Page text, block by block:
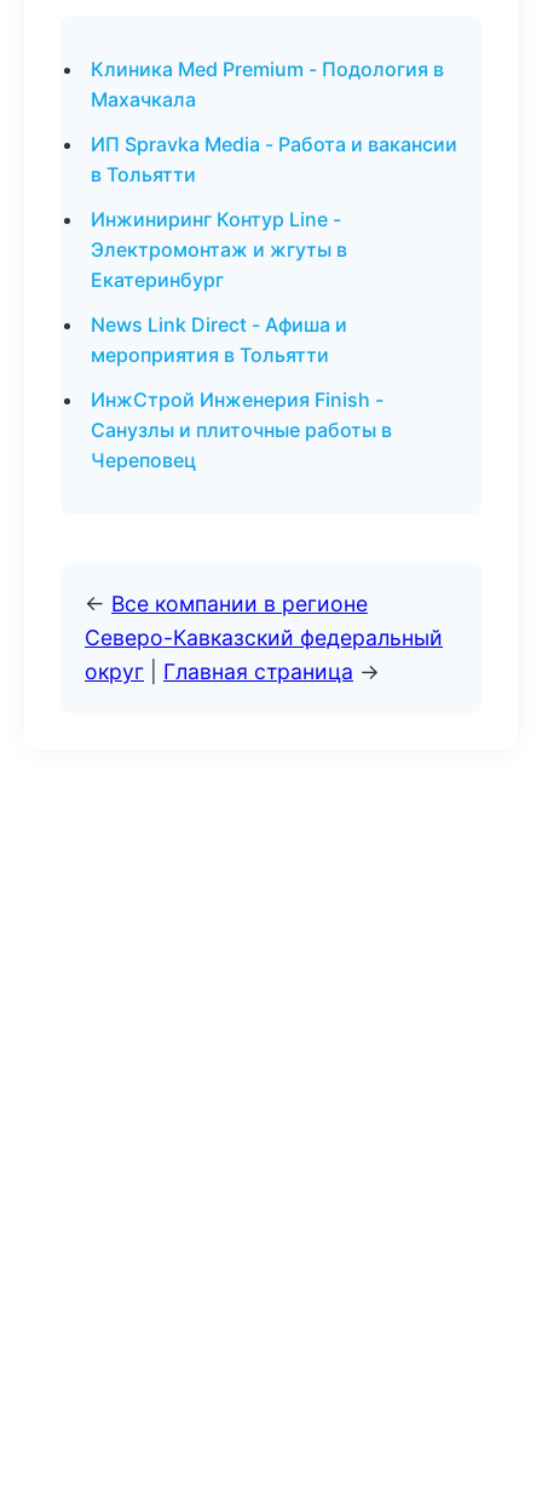
Клиника Med Premium - Подология в
Махачкала
ИП Spravka Media - Работа и вакансии
в Тольятти
Инжиниринг Контур Line -
Электромонтаж и жгуты в
Екатеринбург
News Link Direct - Афиша и
мероприятия в Тольятти
ИнжСтрой Инженерия Finish -
Санузлы и плиточные работы в
Череповец
← Все компании в регионе
Северо-Кавказский федеральный
округ
Главная страница →